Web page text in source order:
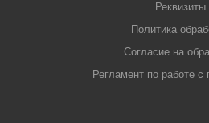
Реквизиты
Политика
Согласие на
Регламент по работе с